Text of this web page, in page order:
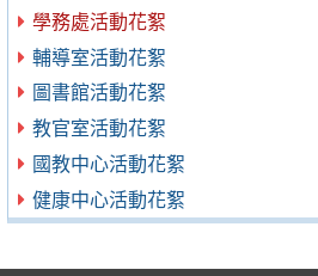
學務處活動花絮
輔導室活動花絮
圖書館活動花絮
教官室活動花絮
國教中心活動花絮
健康中心活動花絮